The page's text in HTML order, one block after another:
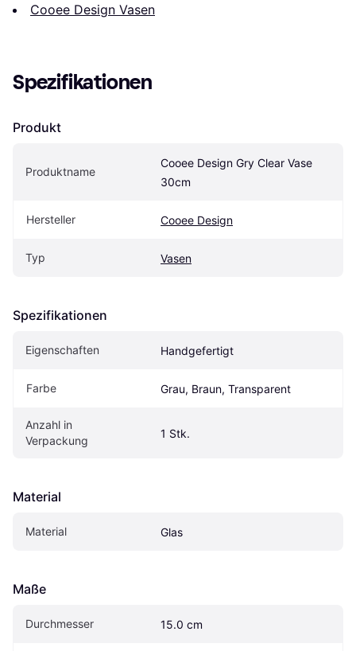
Cooee Design Vasen
Spezifikationen
Produkt
Produktname
Cooee Design Gry Clear Vase
30cm
Hersteller Cooee Design
Typ Vasen
Spezifikationen
Eigenschaften Handgefertigt
Farbe Grau, Braun, Transparent
Anzahl in
Verpackung
1 Stk.
Material
Material Glas
Maße
Durchmesser 15.0 cm